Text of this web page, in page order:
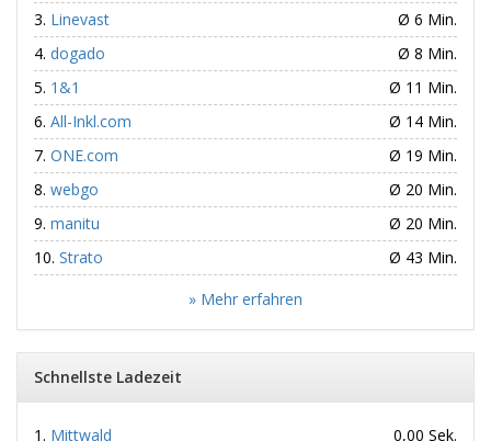
Linevast
Ø 6 Min.
dogado
Ø 8 Min.
1&1
Ø 11 Min.
All-Inkl.com
Ø 14 Min.
ONE.com
Ø 19 Min.
webgo
Ø 20 Min.
manitu
Ø 20 Min.
Strato
Ø 43 Min.
» Mehr erfahren
Schnellste Ladezeit
Mittwald
0,00 Sek.